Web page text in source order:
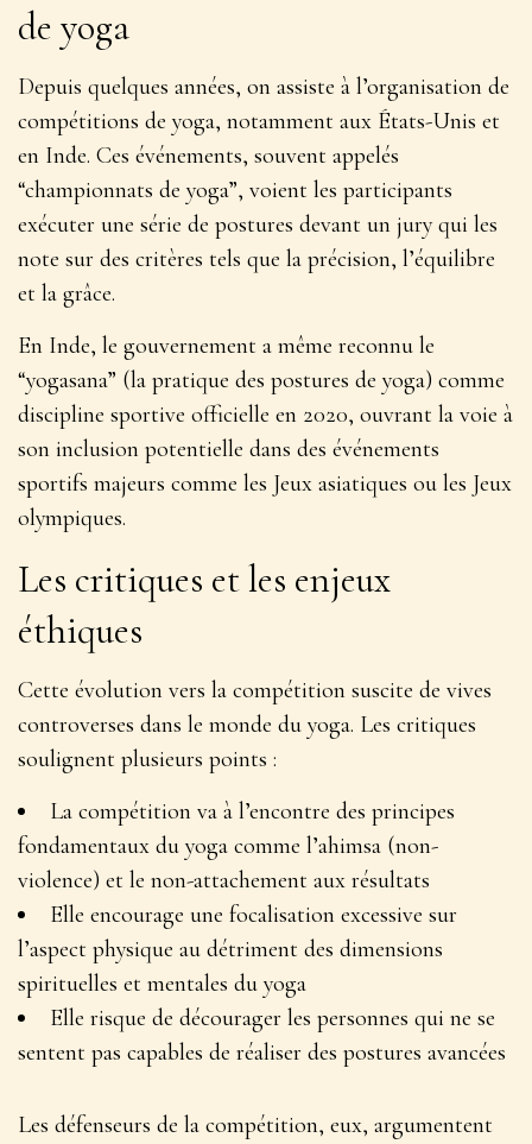
de yoga
Depuis quelques années, on assiste à l’organisation de
compétitions de yoga, notamment aux États-Unis et
en Inde. Ces événements, souvent appelés
“championnats de yoga”, voient les participants
exécuter une série de postures devant un jury qui les
note sur des critères tels que la précision, l’équilibre
et la grâce.
En Inde, le gouvernement a même reconnu le
“yogasana” (la pratique des postures de yoga) comme
discipline sportive officielle en 2020, ouvrant la voie à
son inclusion potentielle dans des événements
sportifs majeurs comme les Jeux asiatiques ou les Jeux
olympiques.
Les critiques et les enjeux
éthiques
Cette évolution vers la compétition suscite de vives
controverses dans le monde du yoga. Les critiques
soulignent plusieurs points :
La compétition va à l’encontre des principes
fondamentaux du yoga comme l’ahimsa (non-
violence) et le non-attachement aux résultats
Elle encourage une focalisation excessive sur
l’aspect physique au détriment des dimensions
spirituelles et mentales du yoga
Elle risque de décourager les personnes qui ne se
sentent pas capables de réaliser des postures avancées
Les défenseurs de la compétition, eux, argumentent